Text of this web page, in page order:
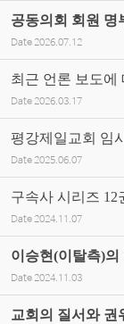
공동의회 회원 명
Date 2026.07.12
최근 언론 보도에
Date 2026.03.17
평강제일교회 임
Date 2025.06.07
구속사 시리즈 12
Date 2024.11.07
이승현(이탈측)
Date 2024.11.03
교회의 질서와 권